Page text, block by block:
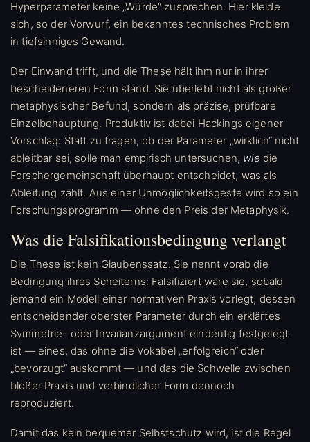
Hyperparameter keine „Würde“ zusprechen. Hier kleide
sich, so der Vorwurf, ein bekanntes technisches Problem
in tiefsinniges Gewand.
Der Einwand trifft, und die These hält ihm nur in ihrer
bescheideneren Form stand. Sie überlebt nicht als großer
metaphysischer Befund, sondern als präzise, prüfbare
Einzelbehauptung. Produktiv ist dabei Hackings eigener
Vorschlag: Statt zu fragen, ob der Parameter „wirklich“ nicht
ableitbar sei, solle man empirisch untersuchen, wie die
Forschergemeinschaft überhaupt entscheidet, was als
Ableitung zählt. Aus einer Unmöglichkeitsgeste wird so ein
Forschungsprogramm — ohne den Preis der Metaphysik.
Was die Falsifikationsbedingung verlangt
Die These ist kein Glaubenssatz. Sie nennt vorab die
Bedingung ihres Scheiterns: Falsifiziert wäre sie, sobald
jemand ein Modell einer normativen Praxis vorlegt, dessen
entscheidender oberster Parameter durch ein erklärtes
Symmetrie- oder Invarianzargument eindeutig festgelegt
ist — eines, das ohne die Vokabel „erfolgreich“ oder
„bevorzugt“ auskommt — und das die Schwelle zwischen
bloßer Praxis und verbindlicher Form dennoch
reproduziert.
Damit das kein bequemer Selbstschutz wird, ist die Regel